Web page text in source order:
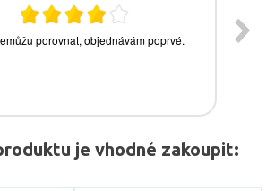
je vhodné zakoupit: